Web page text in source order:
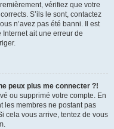
vérifiez que votre
S’ils le sont, contactez
n’avez pas été banni. Il est
ait une erreur de
peux plus me connecter ?!
ou supprimé votre compte. En
les membres ne postant pas
cela vous arrive, tentez de vous